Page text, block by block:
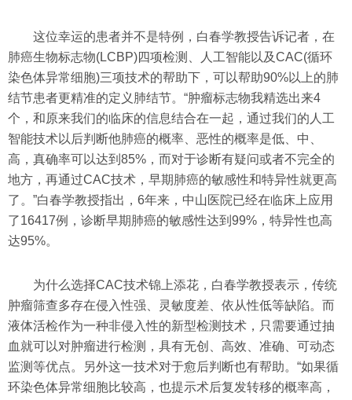
这位幸运的患者并不是特例，白春学教授告诉记者，在
肺癌生物标志物(LCBP)四项检测、人工智能以及CAC(循环
染色体异常细胞)三项技术的帮助下，可以帮助90%以上的肺
结节患者更精准的定义肺结节。“肿瘤标志物我精选出来4
个，和原来我们的临床的信息结合在一起，通过我们的人工
智能技术以后判断他肺癌的概率、恶性的概率是低、中、
高，真确率可以达到85%，而对于诊断有疑问或者不完全的
地方，再通过CAC技术，早期肺癌的敏感性和特异性就更高
了。”白春学教授指出，6年来，中山医院已经在临床上应用
了16417例，诊断早期肺癌的敏感性达到99%，特异性也高
达95%。
为什么选择CAC技术锦上添花，白春学教授表示，传统
肿瘤筛查多存在侵入性强、灵敏度差、依从性低等缺陷。而
液体活检作为一种非侵入性的新型检测技术，只需要通过抽
血就可以对肿瘤进行检测，具有无创、高效、准确、可动态
监测等优点。另外这一技术对于愈后判断也有帮助。“如果循
环染色体异常细胞比较高，也提示术后复发转移的概率高，